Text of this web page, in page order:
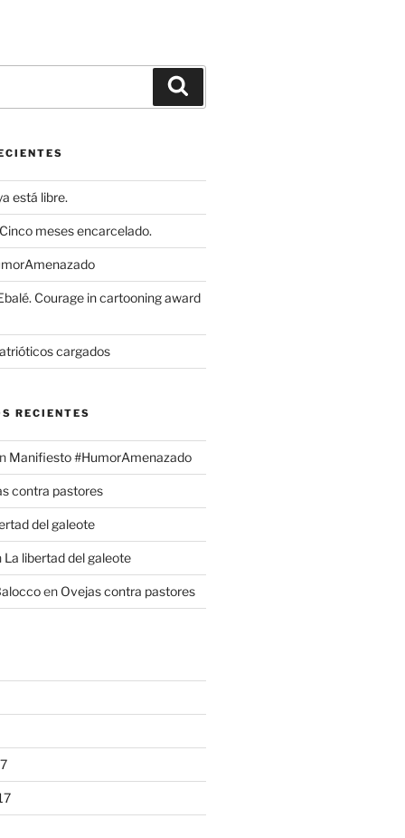
está libre.
meses encarcelado.
Courage in cartooning award
cargados
RECIENTES
Manifiesto #HumorAmenazado
contra pastores
del galeote
La libertad del galeote
en Ovejas contra pastores